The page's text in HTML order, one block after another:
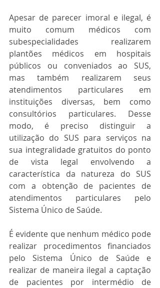
Apesar de parecer imoral e ilegal, é
muito comum médicos com
subespecialidades realizarem
plantões médicos em hospitais
públicos ou conveniados ao SUS,
mas também realizarem seus
atendimentos particulares em
instituições diversas, bem como
consultórios particulares. Desse
modo, é preciso distinguir a
utilização do SUS para serviços na
sua integralidade gratuitos do ponto
de vista legal envolvendo a
característica da natureza do SUS
com a obtenção de pacientes de
atendimentos particulares pelo
Sistema Único de Saúde.
É evidente que nenhum médico pode
realizar procedimentos financiados
pelo Sistema Único de Saúde e
realizar de maneira ilegal a captação
de pacientes por intermédio de